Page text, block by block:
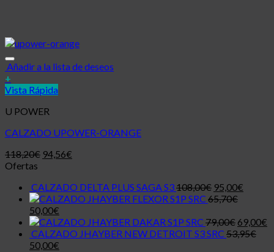
Añadir a la lista de deseos
+
Vista Rápida
U POWER
CALZADO UPOWER-ORANGE
118,20€ 94,56€
Ofertas
CALZADO DELTA PLUS SAGA S3108,00€ 95,00€
JHAYBER FLEXOR S1P SRC 65,70€
50,00€
JHAYBER DAKAR S1P SRC 79,00€ 69,00€
CALZADO JHAYBER NEW DETROIT S3 SRC 53,95€
50,00€